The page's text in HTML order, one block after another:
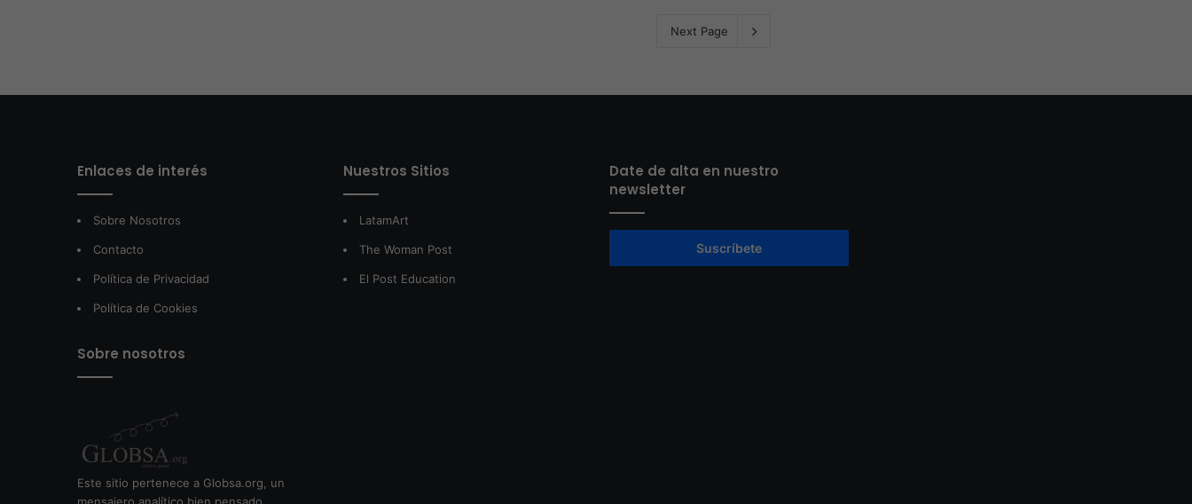
Next Page
Enlaces de interés
Sobre Nosotros
Contacto
Política de Privacidad
Política de Cookies
Sobre nosotros
Este sitio pertenece a Globsa.org, un
Nuestros Sitios
LatamArt
The Woman Post
El Post Education
Date de alta en nuestro
newsletter
Suscríbete